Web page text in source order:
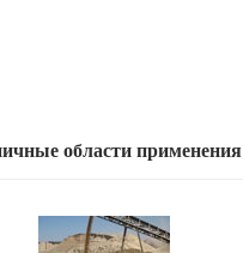
области применения